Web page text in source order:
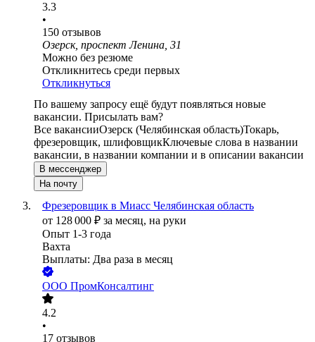
3.3
•
150 отзывов
Озерск, проспект Ленина, 31
Можно без резюме
Откликнитесь среди первых
Откликнуться
По вашему запросу ещё будут появляться новые
вакансии. Присылать вам?
Все вакансииОзерск (Челябинская область)Токарь,
фрезеровщик, шлифовщикКлючевые слова в названии
вакансии, в названии компании и в описании вакансии
В мессенджер
На почту
Фрезеровщик в Миасс Челябинская область
от 128 000 ₽ за месяц, на руки
Опыт 1-3 года
Вахта
Выплаты: Два раза в месяц
ООО ПромКонсалтинг
4.2
•
17 отзывов